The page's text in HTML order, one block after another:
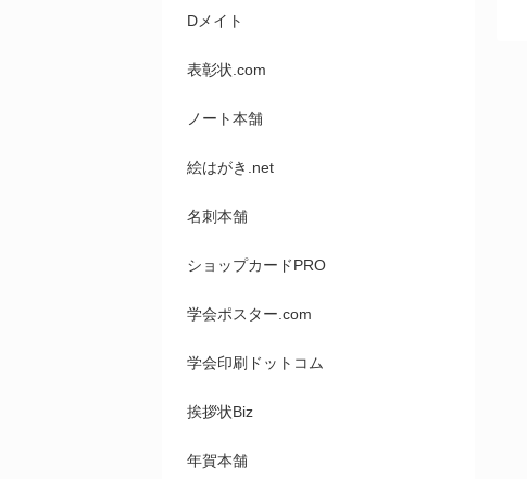
Dメイト
表彰状.com
ノート本舗
絵はがき.net
名刺本舗
ショップカードPRO
学会ポスター.com
学会印刷ドットコム
挨拶状Biz
年賀本舗